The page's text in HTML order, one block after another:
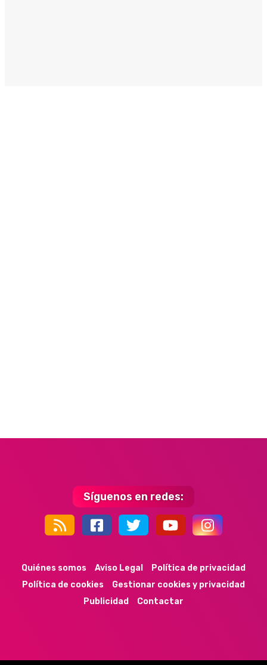
Síguenos en redes:
44k 9k 35k 352
Quiénes somos Aviso Legal
Política de privacidad
Política de cookies
Gestionar cookies y privacidad
Publicidad
Contactar